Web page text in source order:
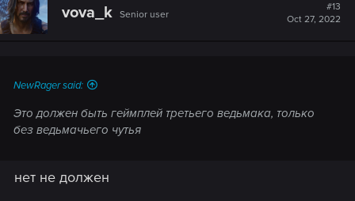
i
o
vova_k Senior user
#13
Oct 27, 2022
NewRager said:
Это должен быть геймплей третьего ведьмака, только
без ведьмачьего чутья
нет не должен